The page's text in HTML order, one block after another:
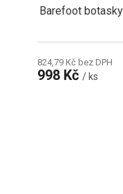
Barefoot
824,79 Kč bez DPH
998 Kč/ ks